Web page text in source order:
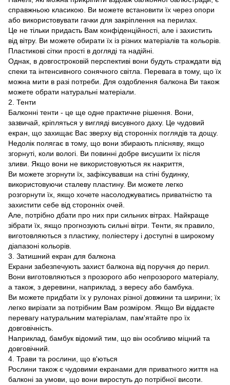
справжньою класикою. Ви можете встановити їх через опори
або використовувати гачки для закріплення на перилах.
Це не тільки придасть Вам конфіденційності, але і захистить
від вітру. Ви можете обирати їх із різних матеріалів та кольорів.
Пластикові сітки прості в догляді та надійні.
Однак, в довгостроковій перспективі вони будуть страждати від
спеки та інтенсивного сонячного світла. Перевага в тому, що їх
можна мити в разі потреби. Для оздоблення балкона Ви також
можете обрати натуральні матеріали.
2. Тенти
Балконні тенти - це ще одне практичне рішення. Вони,
зазвичай, кріпляться у вигляді висувного даху. Це чудовий
екран, що захищає Вас зверху від сторонніх поглядів та дощу.
Недолік полягає в тому, що вони збирають плісняву, якщо
згорнуті, коли вологі. Ви повинні добре висушити їх після
зливи. Якщо вони не використовуються як накриття,
Ви можете згорнути їх, зафіксувавши на стіні будинку,
використовуючи сталеву пластину. Ви можете легко
розгорнути їх, якщо хочете насолоджуватись приватністю та
захистити себе від сторонніх очей.
Але, потрібно дбати про них при сильних вітрах. Найкраще
зібрати їх, якщо прогнозують сильні вітри. Тенти, як правило,
виготовляються з пластику, поліестеру і доступні в широкому
діапазоні кольорів.
3. Затишний екран для балкона
Екрани забезпечують захист балкона від поручня до перил.
Вони виготовляються з прозорого або непрозорого матеріалу,
а також, з деревини, наприклад, з вересу або бамбука.
Ви можете придбати їх у рулонах різної довжини та ширини; їх
легко вирізати за потрібним Вам розміром. Якщо Ви віддаєте
перевагу натуральним матеріалам, пам'ятайте про їх
довговічність.
Наприклад, бамбук відомий тим, що він особливо міцний та
довговічний.
4. Трави та рослини, що в'ються
Рослини також є чудовими екранами для приватного життя на
балконі за умови, що вони виростуть до потрібної висоти.